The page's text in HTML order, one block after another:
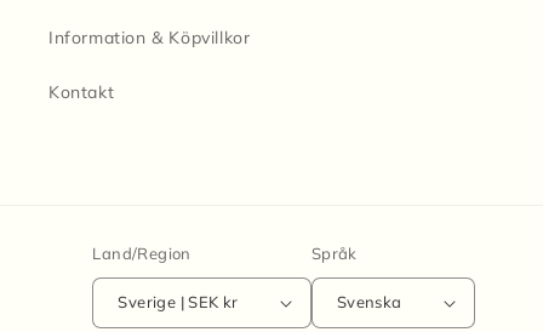
Information & Köpvillkor
Kontakt
Land/Region
Sverige | SEK kr
Språk
Svenska